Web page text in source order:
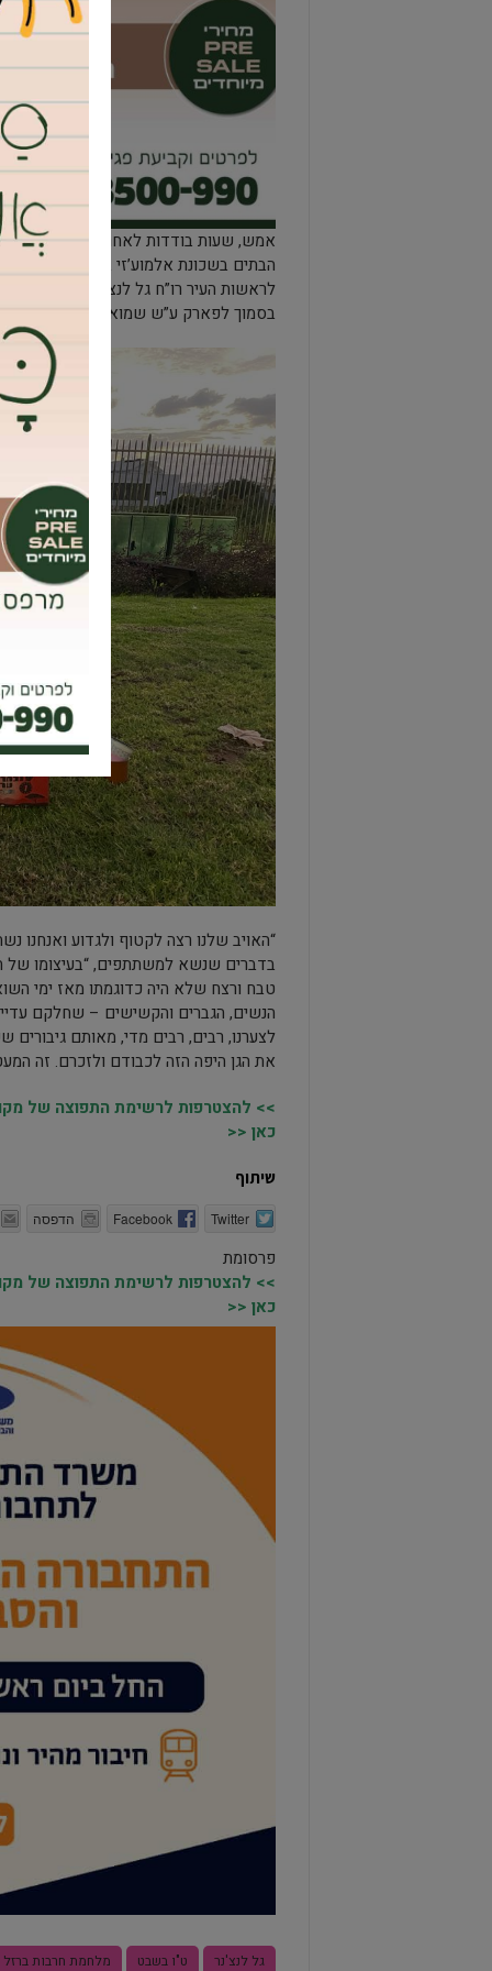
הבתים בשכונת אלמוע’זי במרכז
לראשות העיר רו”ח גל לנצ’נר וחברי
בסמוך לפארק ע”ש שמואל פינלס בצפון
“האויב שלנו רצה לקטוף ולגדוע ואנחנו
בדברים שנשא למשתתפים, “בעיצומו של
טבח ורצח שלא היה כדוגמתו מאז ימי
הנשים, הגברים והקשישים – שחלקם
לצערנו, רבים, רבים מדי, מאותם גיבורים
את הגן היפה הזה לכבודם ולזכרם. זה
>> להצטרפות לרשימת התפוצה של
כאן <<
שיתוף
Twitter
Facebook הדפסה
פרסומת
>> להצטרפות לרשימת התפוצה של
כאן <<
גל לנצ'נר ט"ו בשבט מלחמת חרבות ברזל